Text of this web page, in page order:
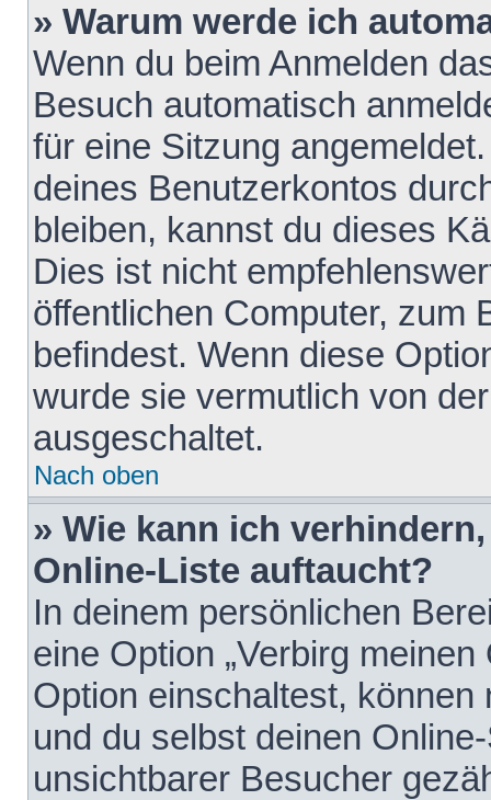
» Warum werde ich
Wenn du beim Anmelden
Besuch automatisch
für eine Sitzung
deines Benutzerkontos
bleiben, kannst du dieses
Dies ist nicht
öffentlichen Computer, zum
befindest. Wenn diese
wurde sie vermutlich von
ausgeschaltet.
Nach oben
» Wie kann ich
Online-Liste auftaucht?
In deinem persönlichen
eine Option „Verbirg
Option einschaltest,
und du selbst deinen
unsichtbarer Besucher